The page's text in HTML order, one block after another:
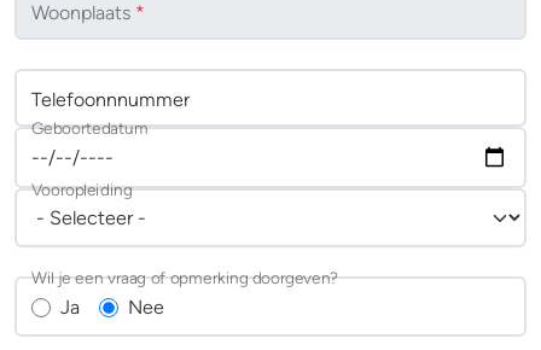
Woonplaats *
Telefoonnnummer
Geboortedatum
Vooropleiding
Ja Nee
Wil je een vraag of opmerking doorgeven?